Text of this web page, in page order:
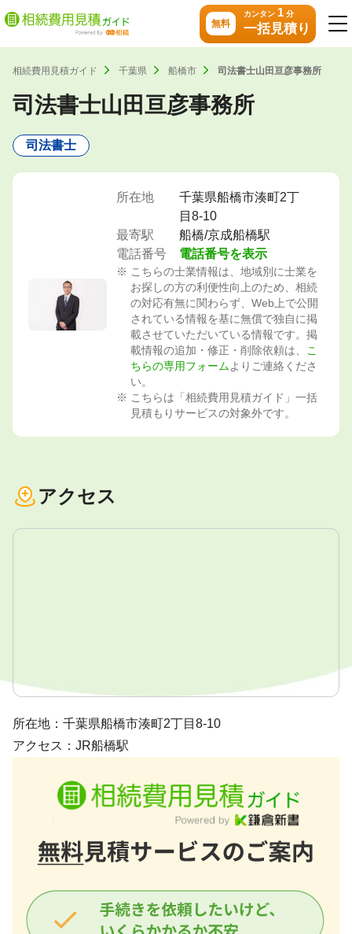
無料
カンタン 1分
一括見積り
相続費用見積ガイド 千葉県 船橋市 司法書士山田亘彦事務所
司法書士山田亘彦事務所
司法書士
所在地
千葉県船橋市湊町2丁
目8-10
最寄駅
船橋/京成船橋駅
電話番号
電話番号を表示
こちらの士業情報は、地域別に士業を
お探しの方の利便性向上のため、相続
の対応有無に関わらず、Web上で公開
されている情報を基に無償で独自に掲
載させていただいている情報です。掲
載情報の追加・修正・削除依頼は、
こ
ちらの専用フォームよりご連絡くださ
い。
こちらは「相続費用見積ガイド」一括
見積もりサービスの対象外です。
アクセス
所在地：千葉県船橋市湊町2丁目8-10
アクセス：JR船橋駅